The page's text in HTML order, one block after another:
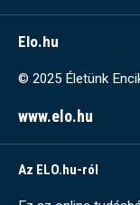
Elo.hu
© 2025 Életünk
www.elo.hu
Az ELO.hu-ról